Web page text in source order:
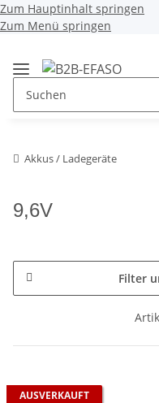
Zum Hauptinhalt springen
Zum Menü springen
Akkus / Ladegeräte
9,6V
Filter
AUSVERKAUFT